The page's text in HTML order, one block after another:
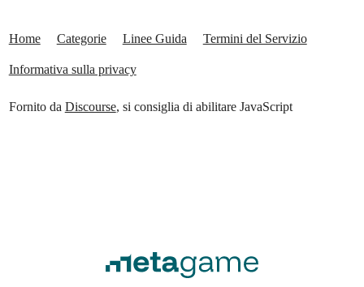
Home Categorie Linee Guida Termini del Servizio
Informativa sulla privacy
Fornito da Discourse, si consiglia di abilitare JavaScript